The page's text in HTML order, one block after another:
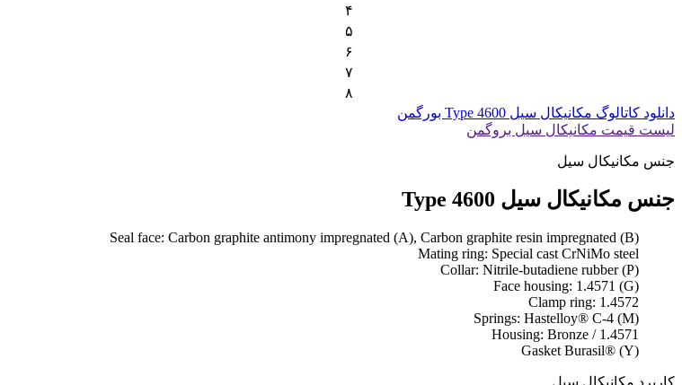
۴
۵
۶
۷
۸
دانلود کاتالوگ مکانیکال سیل Type 4600 بورگمن
لیست قیمت مکانیکال سیل بروگمن
جنس مکانیکال سیل
جنس مکانیکال سیل Type 4600
Seal face: Carbon graphite antimony impregnated (A), Carbon graphite resin impregnated (B)
Mating ring: Special cast CrNiMo steel
Collar: Nitrile-butadiene rubber (P)
Face housing: 1.4571 (G)
Clamp ring: 1.4572
Springs: Hastelloy® C-4 (M)
Housing: Bronze / 1.4571
Gasket Burasil® (Y)